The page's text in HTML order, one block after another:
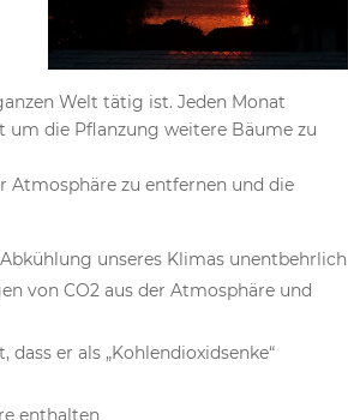
Welt tätig ist. Jeden Monat
um die Pflanzung weitere Bäume zu
Atmosphäre zu entfernen und die
unseres Klimas unentbehrlich
von CO2 aus der Atmosphäre und
er als „Kohlendioxidsenke“
enthalten